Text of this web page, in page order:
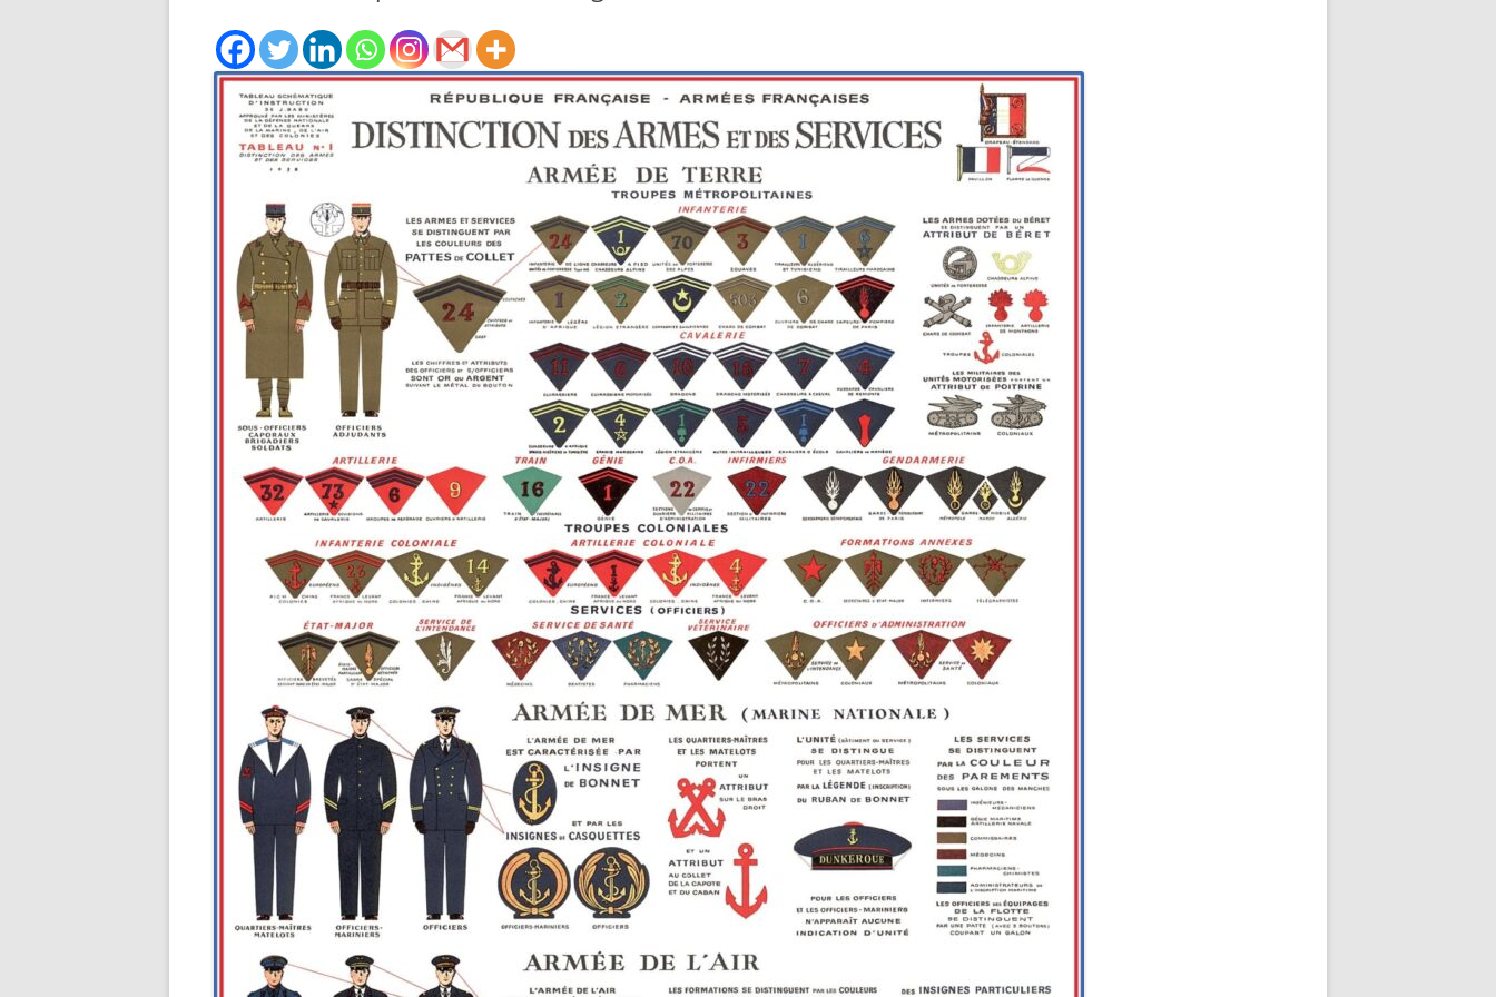
RECHERCHER UN SOLDAT
ANGLAIS
RECHERCHER UN SOLDAT BELGE
AUSTRALIEN
RECHERCHER UN SOLDAT
CANADIEN
RECHERCHER UN SOLDAT ITALIEN
RECHERCHER UN DÉTENU CIVIL
RECHERCHER UN MARIN
RECHERCHER UN AVIATEUR,
CRASH OU UN HELPEUR
RECHERCHER UN PUPILLE DE LA
NATION
RECHERCHER UN DOUANIER
RECHERCHER UN ANCÊTRE
CHEMINOT
RECHERCHER UNE SÉPULTURE
RECHERCHER UN FRANÇAIS À
L’ÉTRANGER
RECHERCHER UN BAGNARD
FAIRE UNE RECHERCHE AUX
ARCHIVES FÉDÉRALES
ALLEMANDES (BUNDESARCHIV)
RECHERCHER DES ARCHIVES DE
À NOS HÉROS » (+ 604 PORTRAITS
DE POILUS 1914-1918 CITÉS À
L’ORDRE OU MORTS POUR LA
BASE DES ÉVADÉS – UNEG
PENDANT 1914-1918
LISTES DE RAPATRIÉS (1917)
BOMBARDEMENT DE L’USINE
RENAULT DE BILLANCOURT
BULLETIN N° 1 DU 15 SEPTEMBRE
1917 DU BULLETIN DU SERVICE DE
RENSEIGNEMENTS SUR LES
RÉFUGIÉS ET RAPATRIÉS –
STATISTIQUES DES CONVOIS DE
RAPATRIÉS ARRIVÉS À EVIAN DU
30/07/1917 AU 01/09/1917 –
ADRESSE DÉFINITIVES DES
PERSONNES ET FAMILLES
RAPATRIÉES PAR LA SUISSE
ETAT FAISANT CONNAÎTRE LA
RÉSIDENCE ACTUELLE DES
PERSONNES ÉVACUÉES DU
DÉPARTEMENT DU HAUT-RHIN (5
LISTES ) – 1914-1918
ETAT NOMINATIF DES MALADES
DE L’HÔPITAL CIVIL DE BELFORT
VENANT D’ALSACE ÉVACUÉS (1939-
1940)
EXCLU GÉNÉALOMANIAC – ETAT
NOMINATIF DES RESSORTISSANTS
LEXIQUE DES ABRÉVIATIONS
MILITAIRES ALLEMANDES
UNITED STATES SERVICE SYMBOLS
TABLEAU DE LA DURÉE DU
SERVICE MILITAIRE DE CHAQUE
CLASSE QUI PARTICIPA À LA
GRANDE GUERRE MONDIALE 1914-
1918
TABLEAU DES RÉGIONS ET
SUBDIVISIONS DE RÉGIONS
MILITAIRES
HISTORIQUE DES PLAQUES
MILITAIRES
CARTE MILITAIRE DE LA FRANCE –
1906
LIEUX D’INTERNEMENT EN FRANCE
1939-1945
DÉPÔTS DE PRISONNIERS
ALLEMANDS (1914-1918)
LISTE DES CAMPS DE PRISONNIERS
DU IIIE REICH
EMPLACEMENTS DES TROUPES
INSTRUCTION DE SERVICE ÉDITION
POUR LE FUSILLER ET LE TIREUR
LMG. DR. JURÉ. W. REIBERT. / DER
DIENSTUNTERRICHT IM HEERE.
CARRÉ MILITAIRE BRITANNIQUE
DU CLION-SUR-MER
CARRÉ MILITAIRE BRITANNIQUE DE
IL VENAIT DU CIEL … JEAN MARIE
BERNARD TERRIEN
CIMETIÈRE DE SAINTE-MARIE-SUR-
MER (44) – TABLEAU D’HONNEUR
1914-1918
CARRÉ MILITAIRE BRITANNIQUE
DU MOUTIERS-EN-RETZ
SÉPULTURE CIMETIÈRE DU CLION-
SUR-MER : BOURREAU ROBERT
JOSEPH CLÉMENT (1918-1944)
YANINA HELENA (JEANNE HELENE)
INHUMÉE À SAINTE-MARIE-SUR-
MER (PORNIC – 44 – LOIRE-
CIMETIÈRE DE SAINTE-MARIE-SUR-
MER (44) : PHILIPPE RENÉ MARIE
LARAISON (1936-1960)
CIMETIÈRE DE SAINTE-MARIE-SUR-
MER (44) : COLONEL BABONNEAU
RENÉ LOUIS PIERRE (1904-1965)
CIMETIÈRE DE SAINTE-MARIE-SUR-
1996) ANCIEN DÉPORTÉ DE